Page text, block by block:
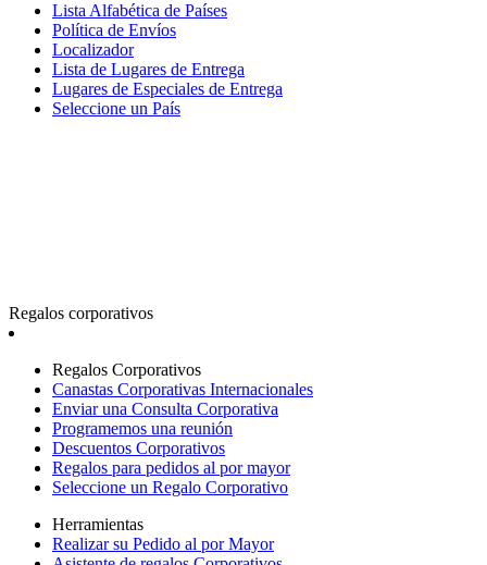
Lista Alfabética de Países
Política de Envíos
Localizador
Lista de Lugares de Entrega
Lugares de Especiales de Entrega
Seleccione un País
Regalos corporativos
Regalos Corporativos
Canastas Corporativas Internacionales
Enviar una Consulta Corporativa
Programemos una reunión
Descuentos Corporativos
Regalos para pedidos al por mayor
Seleccione un Regalo Corporativo
Herramientas
Realizar su Pedido al por Mayor